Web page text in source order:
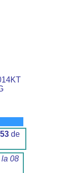
53de
08